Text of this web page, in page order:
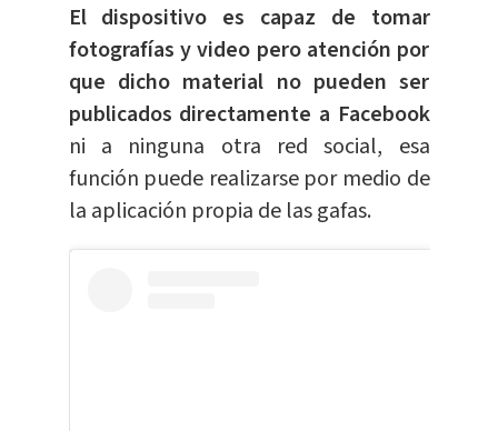
El dispositivo es capaz de tomar
fotografías y video pero atención por
que dicho material no pueden ser
publicados directamente a Facebook
ni a ninguna otra red social, esa
función puede realizarse por medio de
la aplicación propia de las gafas.